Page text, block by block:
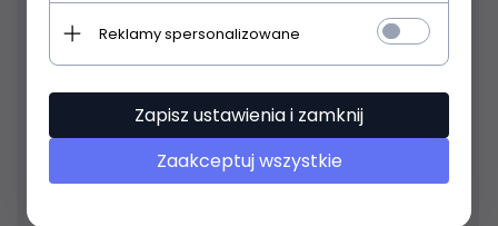
Reklamy spersonalizowane
Zapisz ustawienia i zamknij
Zaakceptuj wszystkie